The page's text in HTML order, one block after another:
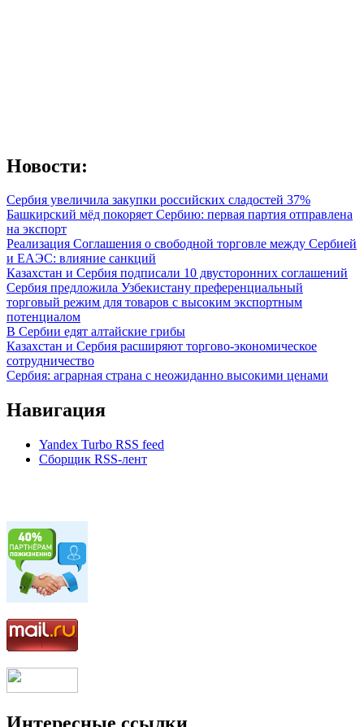
Новости:
Сербия увеличила закупки российских сладостей 37%
Башкирский мёд покоряет Сербию: первая партия отправлена
на экспорт
Реализация Соглашения о свободной торговле между Сербией
и ЕАЭС: влияние санкций
Казахстан и Сербия подписали 10 двусторонних соглашений
Сербия предложила Узбекистану преференциальный
торговый режим для товаров с высоким экспортным
потенциалом
В Сербии едят алтайские грибы
Казахстан и Сербия расширяют торгово-экономическое
сотрудничество
Сербия: аграрная страна с неожиданно высокими ценами
Навигация
Yandex Turbo RSS feed
Сборщик RSS-лент